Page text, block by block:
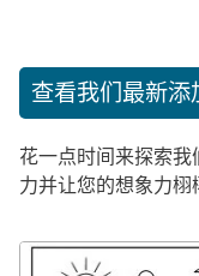
查看我们最新添
花一点时间来探索
力并让您的想象力栩